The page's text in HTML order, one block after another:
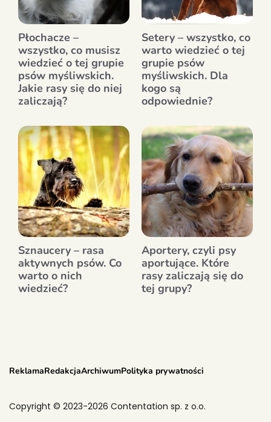
Płochacze –
wszystko, co musisz
wiedzieć o tej grupie
psów myśliwskich.
Jakie rasy się do niej
zaliczają?
Setery – wszystko, co
warto wiedzieć o tej
grupie psów
myśliwskich. Dla
kogo są
odpowiednie?
Sznaucery – rasa
aktywnych psów. Co
warto o nich
wiedzieć?
Aportery, czyli psy
aportujące. Które
rasy zaliczają się do
tej grupy?
ReklamaRedakcjaArchiwumPolityka prywatności
Copyright © 2023-2026 Contentation sp. z o.o.